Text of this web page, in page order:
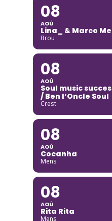
08
AOÛ
Lina_ & Marco
Brou
08
AOÛ
Soul music
/ Ben l’Oncle Soul
Crest
08
AOÛ
Cocanha
Mens
08
AOÛ
Rita Rita
Mens